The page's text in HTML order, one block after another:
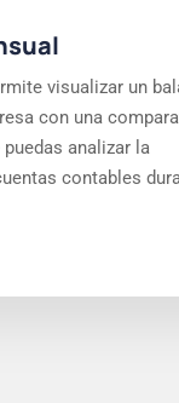
visualizar un
con una
analizar la
contables